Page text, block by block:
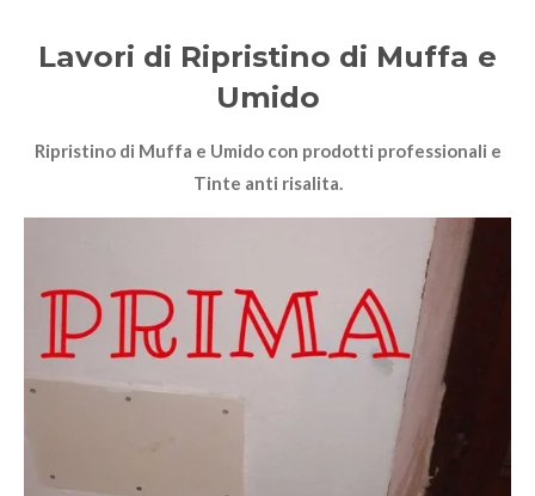
Lavori di Ripristino di Muffa e
Umido
Ripristino di Muffa e Umido con prodotti professionali e
Tinte anti risalita.